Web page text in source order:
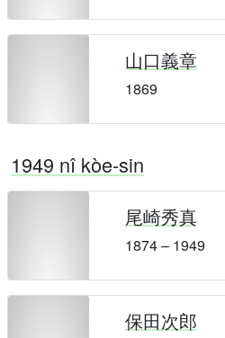
山口義章
1869
1949 nî kòe-sin
尾崎秀真
1874 – 1949
保田次郎